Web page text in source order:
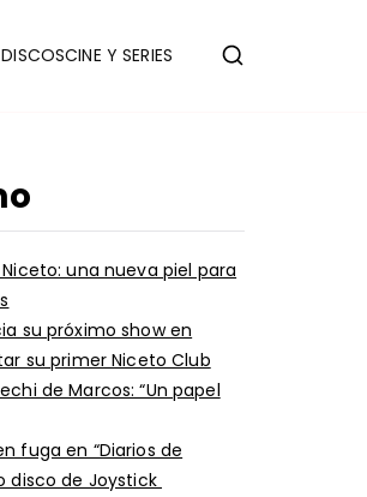
CINE Y SERIES
una nueva piel para
su próximo show en
su primer Niceto Club
de Marcos: “Un papel
fuga en “Diarios de
disco de Joystick